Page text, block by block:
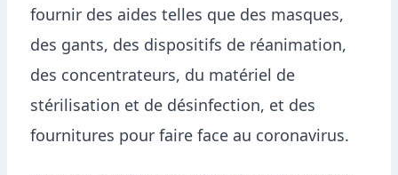
fournir des aides telles que des masques,
des gants, des dispositifs de réanimation,
des concentrateurs, du matériel de
stérilisation et de désinfection, et des
fournitures pour faire face au coronavirus.